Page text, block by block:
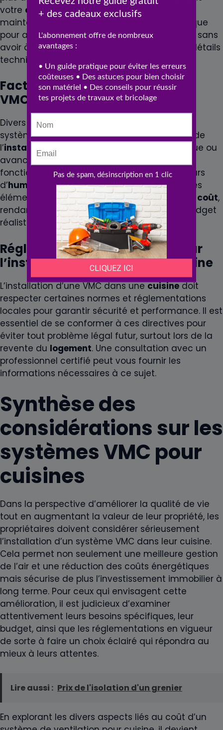
votre cuisine. Investir dans un contrat de
maintenance peut être une option économique
pour assurer un suivi professionnel et régulier sans
avoir à se préoccuper personnellement des détails
techniques.
Facteurs affectant le prix d’une
VMC pour cuisine
Divers facteurs influencent le
système de VMC pour cuisine. La complexité de
l’installation, le choix entre un modèle basique ou
avancé, et la nécessité d’intégrer des
fonctionnalités spéciales comme des capteurs
d’humidité
sont des aspects à considérer. Ces
éléments peuvent significativement varier le coût,
rendant déterminant l’établissement d’un budget
réaliste dès le début du projet.
Réglementations et normes pour
l’installation d’une VMC en cuisine
L’installation d’une VMC dans unecuisinedoit
respecter certaines normes et réglementations
locales pour garantir sécurité et performance. Il est
essentiel de se conformer à ces directives pour
éviter tout problème légal futur, surtout lors de la
revente du logement. Une consultation avec un
professionnel certifié peut vous fournir les
informations nécessaires à ce sujet.
Synthèse des
considérations sur les
systèmes VMC pour
cuisines
Dans la perspective d’améliorer la qualité de vie
tout en augmentant la valeur de leur propriété, les
propriétaires doivent considérer sérieusement
l’installation d’un système VMC dans leur cuisine.
Cela permet non seulement une meilleure gestion
de l’air et une réduction des coûts énergétiques
mais sécurise de plus l’investissement immobilier à
long terme. Pour ceux qui envisagent cette
amélioration, il est judicieux d’examiner
attentivement leurs besoins spécifiques, leur
budget, ainsi que les réglementations en vigueur
de sorte à faire un choix éclairé qui répondra au
mieux à leurs attentes.
Lire aussi : Prix de l'isolation d'un grenier
En explorant les divers aspects liés au coût d’un